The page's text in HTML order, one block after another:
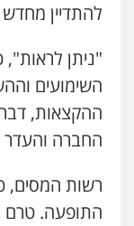
להתדיין
"ניתן לראות",
השימועים
ההקצאות,
החברה
רשות המסים,
התופעה. טרם